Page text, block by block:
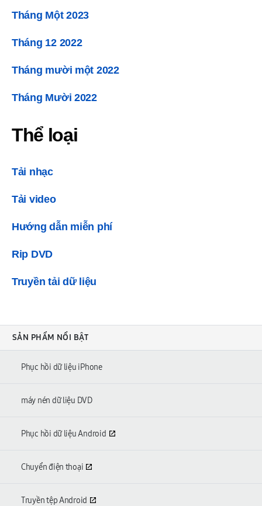
Tháng Một 2023
Tháng 12 2022
Tháng mười một 2022
Tháng Mười 2022
Thể loại
Tải nhạc
Tải video
Hướng dẫn miễn phí
Rip DVD
Truyền tải dữ liệu
SẢN PHẨM NỔI BẬT
Phục hồi dữ liệu iPhone
máy nén dữ liệu DVD
Phục hồi dữ liệu Android
Chuyển điện thoại
Truyền tệp Android